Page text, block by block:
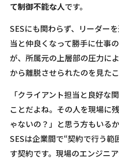
て制御不能な人です。
SESにも関わらず、リーダー
当と仲良くなって勝手に仕事
が、所属元の上層部の圧力に
から離脱させられたのを見たこ
「クライアント担当と良好な
ことだよね。その人を現場に
ゃないの？」と思う方もいる
SESは企業間で“契約で行う範
す契約です。現場のエンジニ